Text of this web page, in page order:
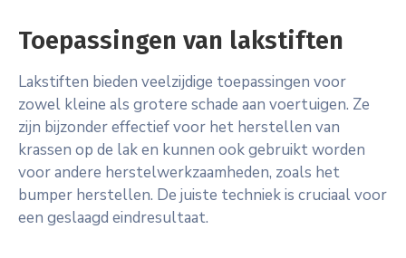
Toepassingen van lakstiften
Lakstiften bieden veelzijdige toepassingen voor
zowel kleine als grotere schade aan voertuigen. Ze
zijn bijzonder effectief voor het herstellen van
krassen op de lak en kunnen ook gebruikt worden
voor andere herstelwerkzaamheden, zoals het
bumper herstellen. De juiste techniek is cruciaal voor
een geslaagd eindresultaat.